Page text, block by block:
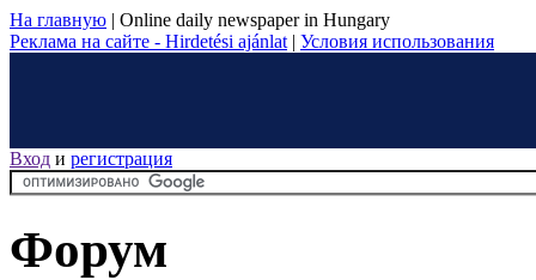
На главную | Online daily newspaper in Hungary
Реклама на сайте - Hirdetési ajánlat | Условия использования
Вход и регистрация
Форум